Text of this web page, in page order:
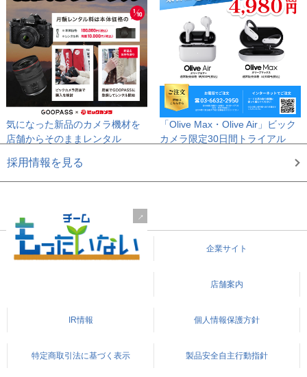
気になった新品のカメラ機材を
店舗からそのままレンタル
「Olive Max・Olive Air」
ビック
カメラ限定30日間トライアル
採用情報を見る
企業サイト
店舗案内
IR情報 個人情報保護方針
特定商取引法に基づく表示 製品安全自主行動指針